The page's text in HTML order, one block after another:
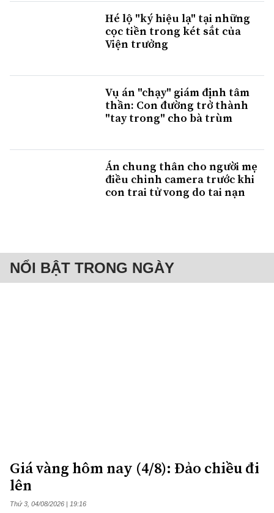
Hé lộ "ký hiệu lạ" tại những
cọc tiền trong két sắt của
Viện trưởng
Vụ án "chạy" giám định tâm
thần: Con đường trở thành
"tay trong" cho bà trùm
Án chung thân cho người mẹ
điều chỉnh camera trước khi
con trai tử vong do tai nạn
NỔI BẬT TRONG NGÀY
Giá vàng hôm nay (4/8): Đảo chiều đi
lên
Thứ 3, 04/08/2026 | 19:16